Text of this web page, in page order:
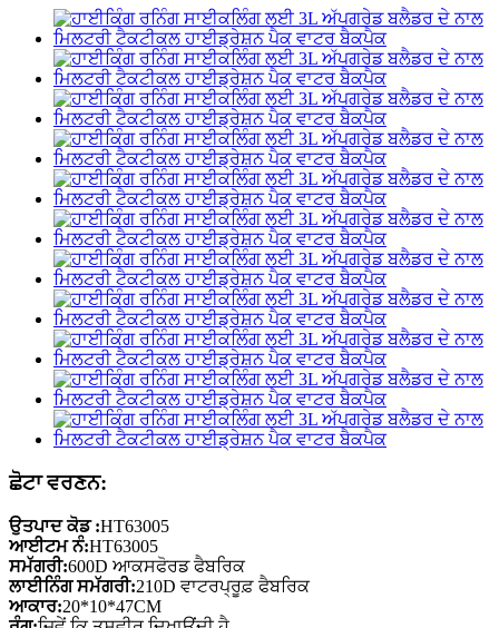
ਛੋਟਾ ਵਰਣਨ:
ਉਤਪਾਦ ਕੋਡ :HT63005
ਆਈਟਮ ਨੰ:HT63005
ਸਮੱਗਰੀ:600D ਆਕਸਫੋਰਡ ਫੈਬਰਿਕ
ਲਾਈਨਿੰਗ ਸਮੱਗਰੀ:210D ਵਾਟਰਪ੍ਰੂਫ਼ ਫੈਬਰਿਕ
ਆਕਾਰ:20*10*47CM